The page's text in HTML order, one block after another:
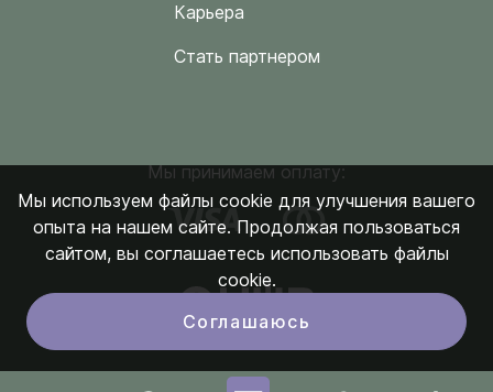
Карьера
Стать партнером
Мы принимаем оплату:
Мы используем файлы cookie для улучшения вашего
опыта на нашем сайте. Продолжая пользоваться
сайтом, вы соглашаетесь использовать файлы
cookie.
Соглашаюсь